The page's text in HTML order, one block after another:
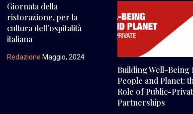
Giornata della
ristorazione, per la
cultura dell’ospitalità
italiana
Redazione Maggio, 2024
Building Well-
People and Planet:
Role of Public-
Partnerships